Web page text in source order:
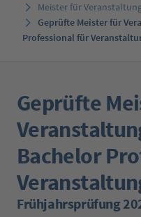
Meister für
Geprüfte Meister für
Professional für
Geprüfte
Bachelor
Frühjahrsprüfung